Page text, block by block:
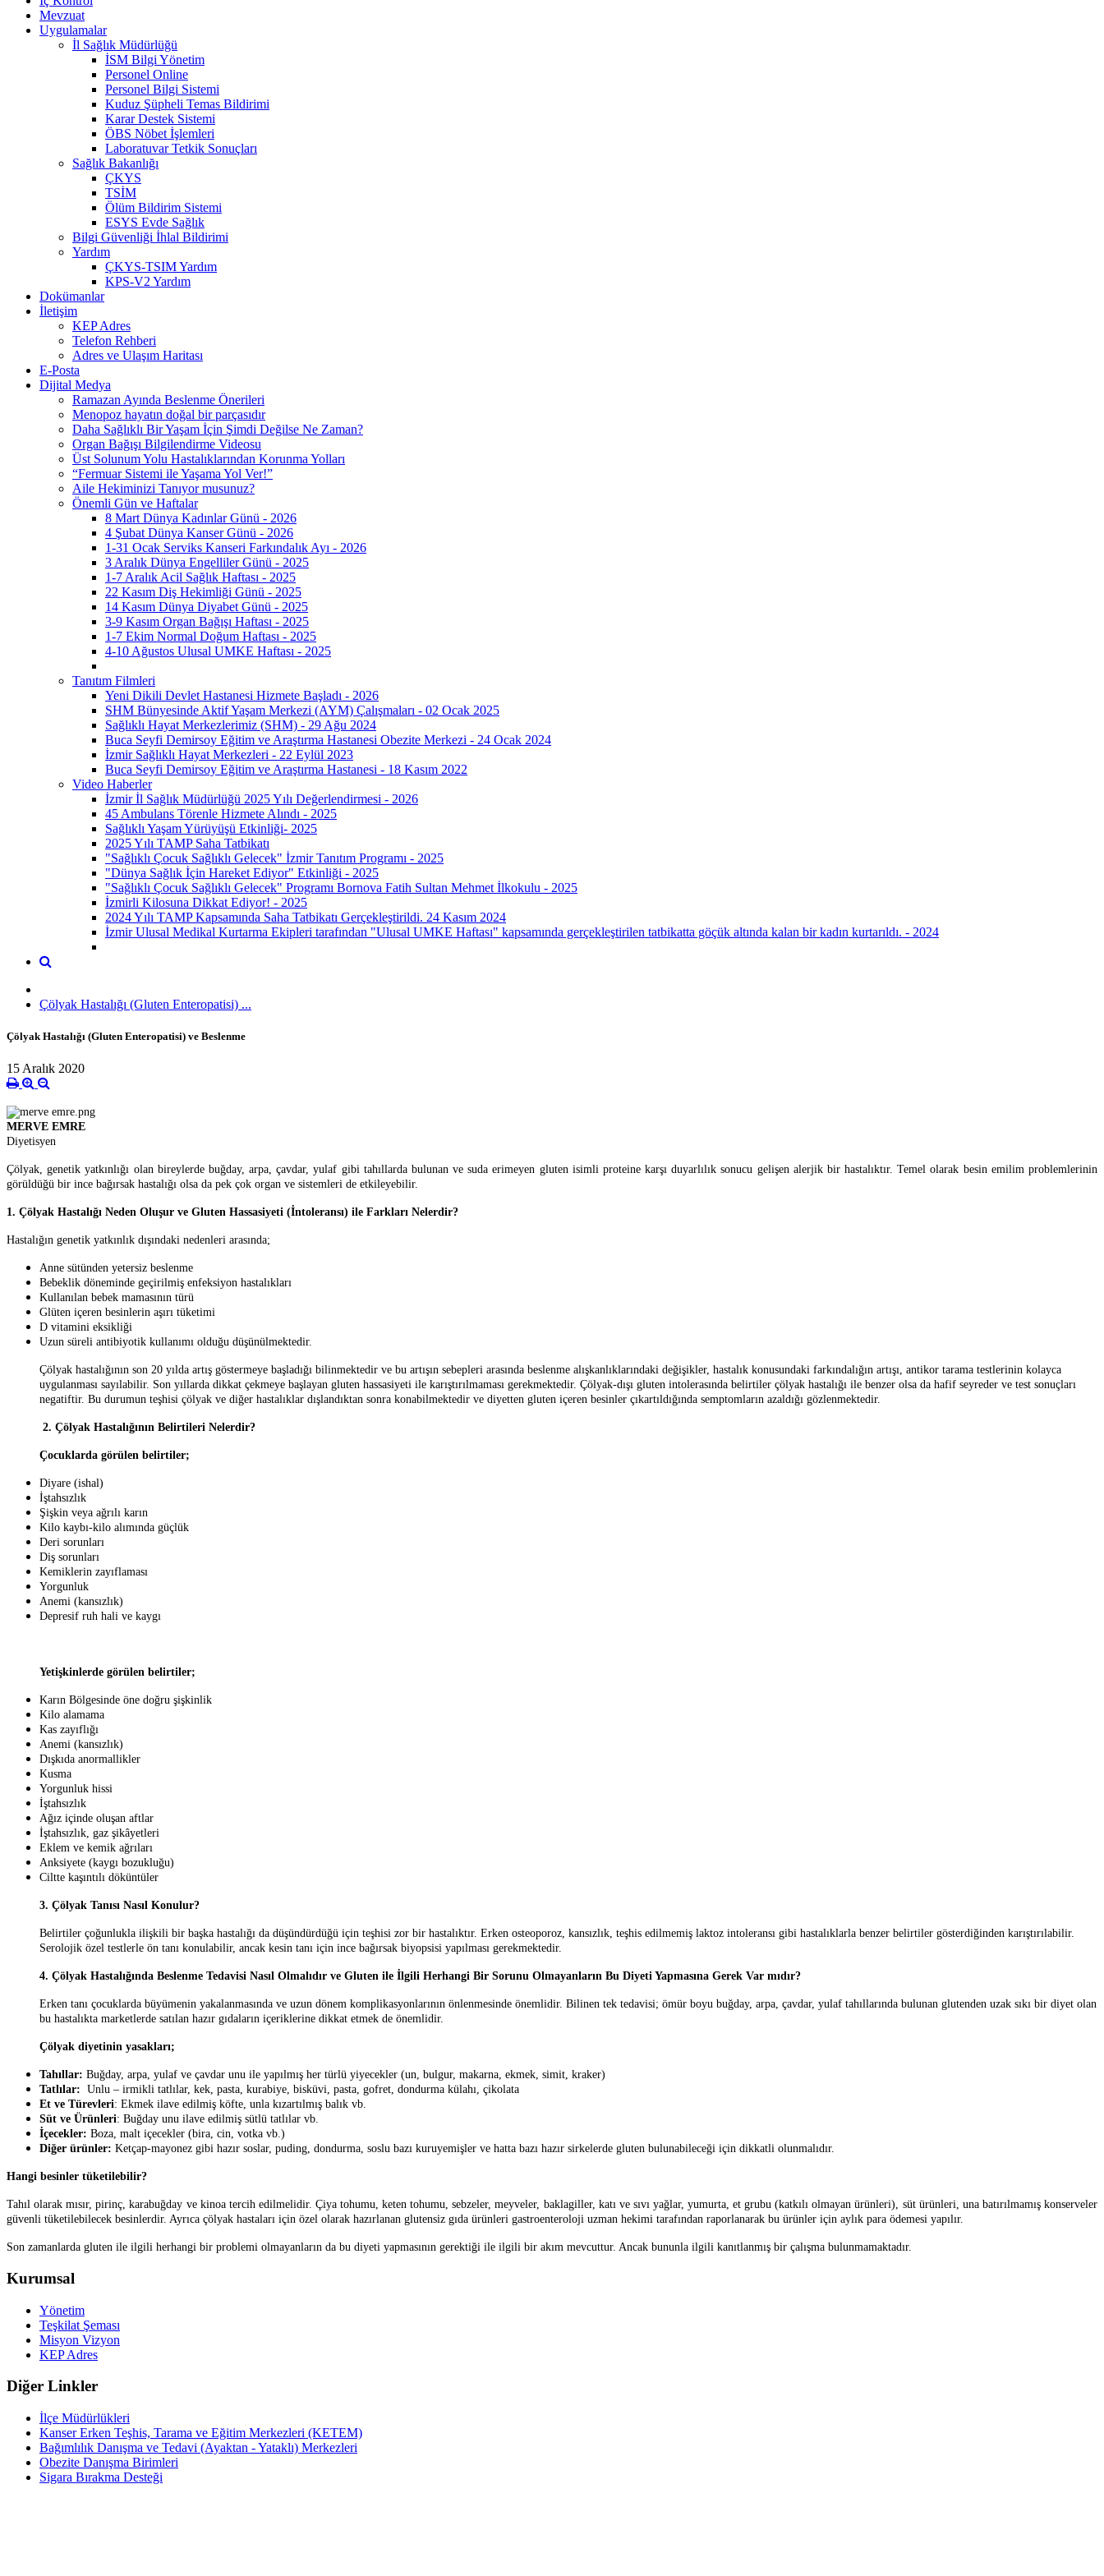
Mevzuat
Uygulamalar
İl Sağlık Müdürlüğü
İSM Bilgi Yönetim
Personel Online
Personel Bilgi Sistemi
Kuduz Şüpheli Temas Bildirimi
Karar Destek Sistemi
ÖBS Nöbet İşlemleri
Laboratuvar Tetkik Sonuçları
Sağlık Bakanlığı
ÇKYS
TSİM
Ölüm Bildirim Sistemi
ESYS Evde Sağlık
Bilgi Güvenliği İhlal Bildirimi
Yardım
ÇKYS-TSIM Yardım
KPS-V2 Yardım
Dokümanlar
İletişim
KEP Adres
Telefon Rehberi
Adres ve Ulaşım Haritası
E-Posta
Dijital Medya
Ramazan Ayında Beslenme Önerileri
Menopoz hayatın doğal bir parçasıdır
Daha Sağlıklı Bir Yaşam İçin Şimdi Değilse Ne Zaman?
Organ Bağışı Bilgilendirme Videosu
Üst Solunum Yolu Hastalıklarından Korunma Yolları
“Fermuar Sistemi ile Yaşama Yol Ver!”
Aile Hekiminizi Tanıyor musunuz?
Önemli Gün ve Haftalar
8 Mart Dünya Kadınlar Günü - 2026
4 Şubat Dünya Kanser Günü - 2026
1-31 Ocak Serviks Kanseri Farkındalık Ayı - 2026
3 Aralık Dünya Engelliler Günü - 2025
1-7 Aralık Acil Sağlık Haftası - 2025
22 Kasım Diş Hekimliği Günü - 2025
14 Kasım Dünya Diyabet Günü - 2025
3-9 Kasım Organ Bağışı Haftası - 2025
1-7 Ekim Normal Doğum Haftası - 2025
4-10 Ağustos Ulusal UMKE Haftası - 2025
Tanıtım Filmleri
Yeni Dikili Devlet Hastanesi Hizmete Başladı - 2026
SHM Bünyesinde Aktif Yaşam Merkezi (AYM) Çalışmaları - 02 Ocak 2025
Sağlıklı Hayat Merkezlerimiz (SHM) - 29 Ağu 2024
Buca Seyfi Demirsoy Eğitim ve Araştırma Hastanesi Obezite Merkezi - 24 Ocak 2024
İzmir Sağlıklı Hayat Merkezleri - 22 Eylül 2023
Buca Seyfi Demirsoy Eğitim ve Araştırma Hastanesi - 18 Kasım 2022
Video Haberler
İzmir İl Sağlık Müdürlüğü 2025 Yılı Değerlendirmesi - 2026
45 Ambulans Törenle Hizmete Alındı - 2025
Sağlıklı Yaşam Yürüyüşü Etkinliği- 2025
2025 Yılı TAMP Saha Tatbikatı
"Sağlıklı Çocuk Sağlıklı Gelecek" İzmir Tanıtım Programı - 2025
"Dünya Sağlık İçin Hareket Ediyor" Etkinliği - 2025
"Sağlıklı Çocuk Sağlıklı Gelecek" Programı Bornova Fatih Sultan Mehmet İlkokulu - 2025
İzmirli Kilosuna Dikkat Ediyor! - 2025
2024 Yılı TAMP Kapsamında Saha Tatbikatı Gerçekleştirildi. 24 Kasım 2024
İzmir Ulusal Medikal Kurtarma Ekipleri tarafından "Ulusal UMKE Haftası" kapsamında gerçekleştirilen tatbikatta göçük altında kalan bir kadın kurtarıldı. - 2024
Çölyak Hastalığı (Gluten Enteropatisi) ...
Çölyak Hastalığı (Gluten Enteropatisi) ve Beslenme
15 Aralık 2020
MERVE EMRE
Diyetisyen
Çölyak, genetik yatkınlığı olan bireylerde buğday, arpa, çavdar, yulaf gibi tahıllarda bulunan ve suda erimeyen gluten isimli proteine karşı duyarlılık sonucu gelişen alerjik bir hastalıktır. Temel olarak besin emilim problemlerinin
görüldüğü bir ince bağırsak hastalığı olsa da pek çok organ ve sistemleri de etkileyebilir.
1. Çölyak Hastalığı Neden Oluşur ve Gluten Hassasiyeti (İntoleransı) ile Farkları Nelerdir?
Hastalığın genetik yatkınlık dışındaki nedenleri arasında;
Anne sütünden yetersiz beslenme
Bebeklik döneminde geçirilmiş enfeksiyon hastalıkları
Kullanılan bebek mamasının türü
Glüten içeren besinlerin aşırı tüketimi
D vitamini eksikliği
Uzun süreli antibiyotik kullanımı olduğu düşünülmektedir.
Çölyak hastalığının son 20 yılda artış göstermeye başladığı bilinmektedir ve bu artışın sebepleri arasında beslenme alışkanlıklarındaki değişikler, hastalık konusundaki farkındalığın artışı, antikor tarama testlerinin kolayca
uygulanması sayılabilir. Son yıllarda dikkat çekmeye başlayan gluten hassasiyeti ile karıştırılmaması gerekmektedir. Çölyak-dışı gluten intolerasında belirtiler çölyak hastalığı ile benzer olsa da hafif seyreder ve test sonuçları
negatiftir. Bu durumun teşhisi çölyak ve diğer hastalıklar dışlandıktan sonra konabilmektedir ve diyetten gluten içeren besinler çıkartıldığında semptomların azaldığı gözlenmektedir.
2. Çölyak Hastalığının Belirtileri Nelerdir?
Çocuklarda görülen belirtiler;
Diyare (ishal)
İştahsızlık
Şişkin veya ağrılı karın
Kilo kaybı-kilo alımında güçlük
Deri sorunları
Diş sorunları
Kemiklerin zayıflaması
Yorgunluk
Anemi (kansızlık)
Depresif ruh hali ve kaygı
Yetişkinlerde görülen belirtiler;
Karın Bölgesinde öne doğru şişkinlik
Kilo alamama
Kas zayıflığı
Anemi (kansızlık)
Dışkıda anormallikler
Kusma
Yorgunluk hissi
İştahsızlık
Ağız içinde oluşan aftlar
İştahsızlık, gaz şikâyetleri
Eklem ve kemik ağrıları
Anksiyete (kaygı bozukluğu)
Ciltte kaşıntılı döküntüler
3. Çölyak Tanısı Nasıl Konulur?
Belirtiler çoğunlukla ilişkili bir başka hastalığı da düşündürdüğü için teşhisi zor bir hastalıktır. Erken osteoporoz, kansızlık, teşhis edilmemiş laktoz intoleransı gibi hastalıklarla benzer belirtiler gösterdiğinden karıştırılabilir.
Serolojik özel testlerle ön tanı konulabilir, ancak kesin tanı için ince bağırsak biyopsisi yapılması gerekmektedir.
4. Çölyak Hastalığında Beslenme Tedavisi Nasıl Olmalıdır ve Gluten ile İlgili Herhangi Bir Sorunu Olmayanların Bu Diyeti Yapmasına Gerek Var mıdır?
Erken tanı çocuklarda büyümenin yakalanmasında ve uzun dönem komplikasyonlarının önlenmesinde önemlidir. Bilinen tek tedavisi; ömür boyu buğday, arpa, çavdar, yulaf tahıllarında bulunan glutenden uzak sıkı bir diyet olan
bu hastalıkta marketlerde satılan hazır gıdaların içeriklerine dikkat etmek de önemlidir.
Çölyak diyetinin yasakları;
Tahıllar: Buğday, arpa, yulaf ve çavdar unu ile yapılmış her türlü yiyecekler (un, bulgur, makarna, ekmek, simit, kraker)
Tatlılar: Unlu – irmikli tatlılar, kek, pasta, kurabiye, bisküvi, pasta, gofret, dondurma külahı, çikolata
Et ve Türevleri: Ekmek ilave edilmiş köfte, unla kızartılmış balık vb.
Süt ve Ürünleri: Buğday unu ilave edilmiş sütlü tatlılar vb.
İçecekler: Boza, malt içecekler (bira, cin, votka vb.)
Diğer ürünler: Ketçap-mayonez gibi hazır soslar, puding, dondurma, soslu bazı kuruyemişler ve hatta bazı hazır sirkelerde gluten bulunabileceği için dikkatli olunmalıdır.
Hangi besinler tüketilebilir?
Tahıl olarak mısır, pirinç, karabuğday ve kinoa tercih edilmelidir. Çiya tohumu, keten tohumu, sebzeler, meyveler, baklagiller, katı ve sıvı yağlar, yumurta, et grubu (katkılı olmayan ürünleri), süt ürünleri, una batırılmamış konserveler
güvenli tüketilebilecek besinlerdir. Ayrıca çölyak hastaları için özel olarak hazırlanan glutensiz gıda ürünleri gastroenteroloji uzman hekimi tarafından raporlanarak bu ürünler için aylık para ödemesi yapılır.
Son zamanlarda gluten ile ilgili herhangi bir problemi olmayanların da bu diyeti yapmasının gerektiği ile ilgili bir akım mevcuttur. Ancak bununla ilgili kanıtlanmış bir çalışma bulunmamaktadır.
Kurumsal
Yönetim
Teşkilat Şeması
Misyon Vizyon
KEP Adres
Diğer Linkler
İlçe Müdürlükleri
Kanser Erken Teşhis, Tarama ve Eğitim Merkezleri (KETEM)
Bağımlılık Danışma ve Tedavi (Ayaktan - Yataklı) Merkezleri
Obezite Danışma Birimleri
Sigara Bırakma Desteği